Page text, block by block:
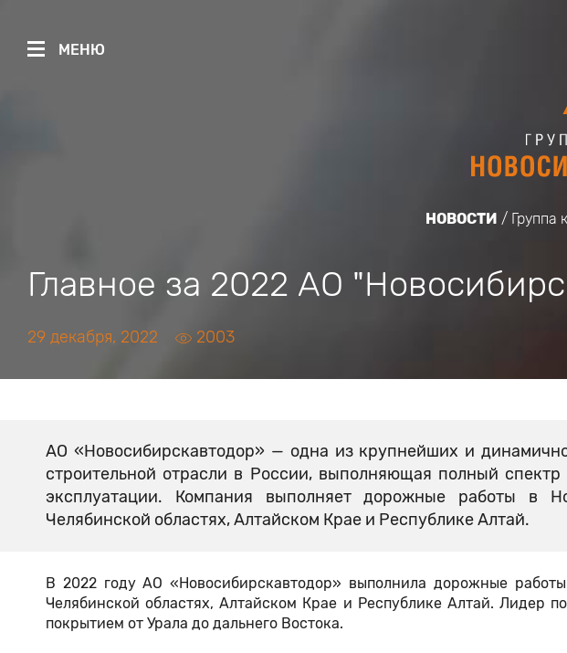
МЕНЮ
НОВОСТИ Группа
Главное за 2022 АО
29 декабря, 2022 2003
АО «Новосибирскавтодор» — одна из крупнейших и
строительной отрасли в России, выполняющая полный
эксплуатации. Компания выполняет дорожные работы в
Челябинской областях, Алтайском Крае и Республике Алтай.
В 2022 году АО «Новосибирскавтодор» выполнила дорожные
Челябинской областях, Алтайском Крае и Республике Алтай. Лидер
покрытием от Урала до дальнего Востока.